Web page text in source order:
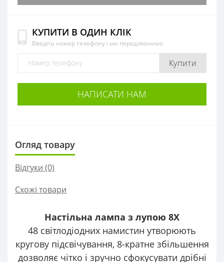
КУПИТИ В ОДИН КЛІК
Введіть номер телефону і ми передзвонимо
Купити
НАПИСАТИ НАМ
Огляд товару
Відгуки (0)
Схожі товари
Настільна лампа з лупою 8X
48 світлодіодних намистин утворюють
кругову підсвічування, 8-кратне збільшення
дозволяє чітко і зручно сфокусувати дрібні